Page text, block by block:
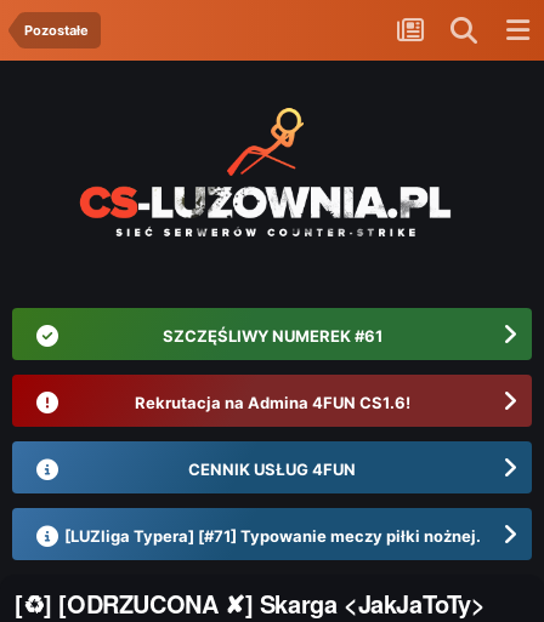
Pozostałe
SZCZĘŚLIWY NUMEREK #61
Rekrutacja na Admina 4FUN CS1.6!
CENNIK USŁUG 4FUN
[LUZliga Typera] [#71] Typowanie meczy piłki nożnej.
[♻] [ODRZUCONA ✘] Skarga <JakJaToTy>